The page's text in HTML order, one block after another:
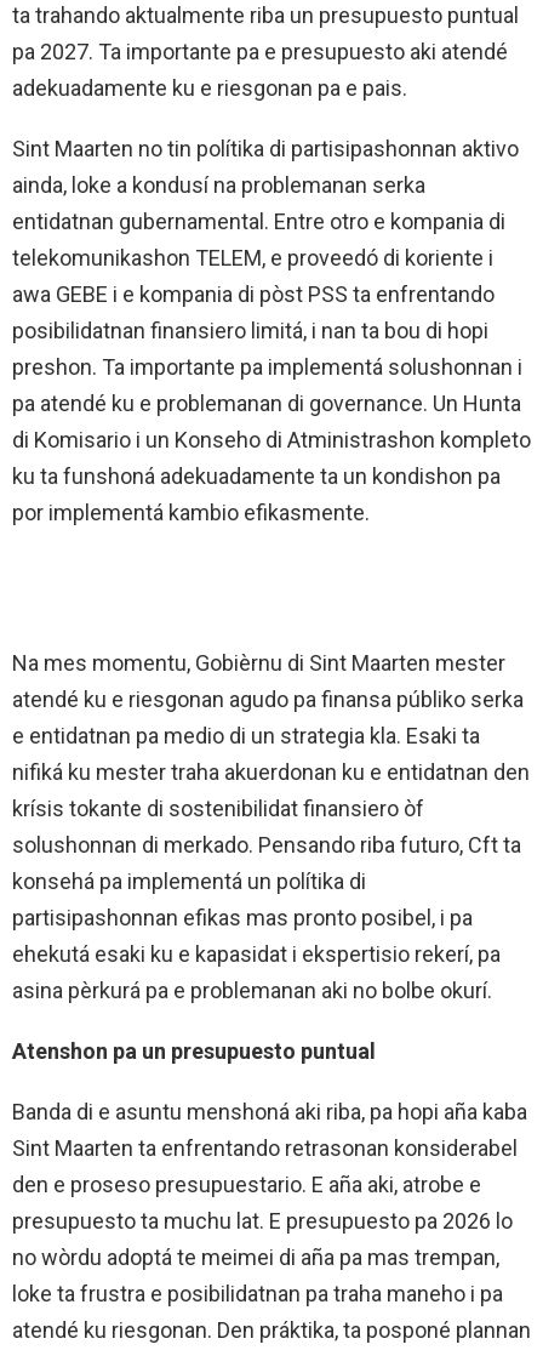
ta trahando aktualmente riba un presupuesto puntual
pa 2027. Ta importante pa e presupuesto aki atendé
adekuadamente ku e riesgonan pa e pais.
Sint Maarten no tin polítika di partisipashonnan aktivo
ainda, loke a kondusí na problemanan serka
entidatnan gubernamental. Entre otro e kompania di
telekomunikashon TELEM, e proveedó di koriente i
awa GEBE i e kompania di pòst PSS ta enfrentando
posibilidatnan finansiero limitá, i nan ta bou di hopi
preshon. Ta importante pa implementá solushonnan i
pa atendé ku e problemanan di governance. Un Hunta
di Komisario i un Konseho di Atministrashon kompleto
ku ta funshoná adekuadamente ta un kondishon pa
por implementá kambio efikasmente.
Na mes momentu, Gobièrnu di Sint Maarten mester
atendé ku e riesgonan agudo pa finansa públiko serka
e entidatnan pa medio di un strategia kla. Esaki ta
nifiká ku mester traha akuerdonan ku e entidatnan den
krísis tokante di sostenibilidat finansiero òf
solushonnan di merkado. Pensando riba futuro, Cft ta
konsehá pa implementá un polítika di
partisipashonnan efikas mas pronto posibel, i pa
ehekutá esaki ku e kapasidat i ekspertisio rekerí, pa
asina pèrkurá pa e problemanan aki no bolbe okurí.
Atenshon pa un presupuesto puntual
Banda di e asuntu menshoná aki riba, pa hopi aña kaba
Sint Maarten ta enfrentando retrasonan konsiderabel
den e proseso presupuestario. E aña aki, atrobe e
presupuesto ta muchu lat. E presupuesto pa 2026 lo
no wòrdu adoptá te meimei di aña pa mas trempan,
loke ta frustra e posibilidatnan pa traha maneho i pa
atendé ku riesgonan. Den práktika, ta posponé plannan